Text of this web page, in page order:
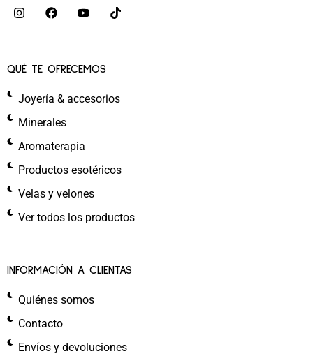
QUÉ TE OFRECEMOS
Joyería & accesorios
Minerales
Aromaterapia
Productos esotéricos
Velas y velones
Ver todos los productos
INFORMACIÓN A CLIENTAS
Quiénes somos
Contacto
Envíos y devoluciones